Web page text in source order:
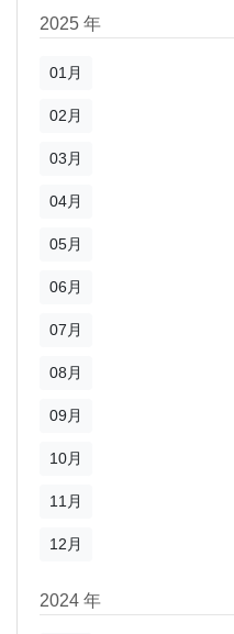
2025 年
01月
02月
03月
04月
05月
06月
07月
08月
09月
10月
11月
12月
2024 年